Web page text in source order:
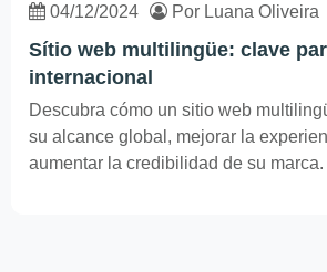
04/12/2024 Por Luana Oliveira
Sítio web multilingüe: clave
internacional
Descubra cómo un sitio web
su alcance global, mejorar la
aumentar la credibilidad de su marca.